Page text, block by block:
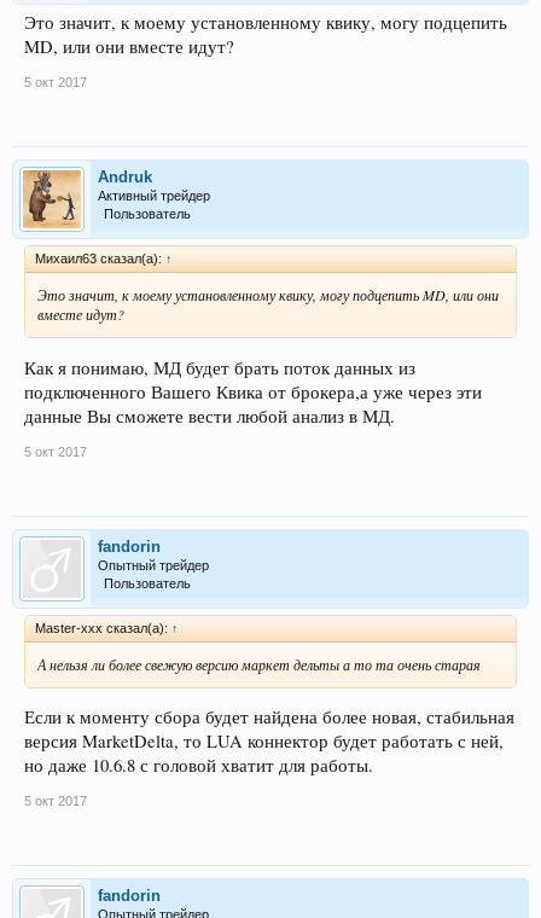
Это значит, к моему установленному квику, могу подцепить
MD, или они вместе идут?
5 окт 2017
Andruk
Активный трейдер
Пользователь
Михаил63 сказал(а): ↑
Это значит, к моему установленному квику, могу подцепить MD, или они
вместе идут?
Как я понимаю, МД будет брать поток данных из
подключенного Вашего Квика от брокера,а уже через эти
данные Вы сможете вести любой анализ в МД.
5 окт 2017
fandorin
Опытный трейдер
Пользователь
Master-xxx сказал(а): ↑
А нельзя ли более свежую версию маркет дельты а то та очень старая
Если к моменту сбора будет найдена более новая, стабильная
версия MarketDelta, то LUA коннектор будет работать с ней,
но даже 10.6.8 с головой хватит для работы.
5 окт 2017
fandorin
Опытный трейдер